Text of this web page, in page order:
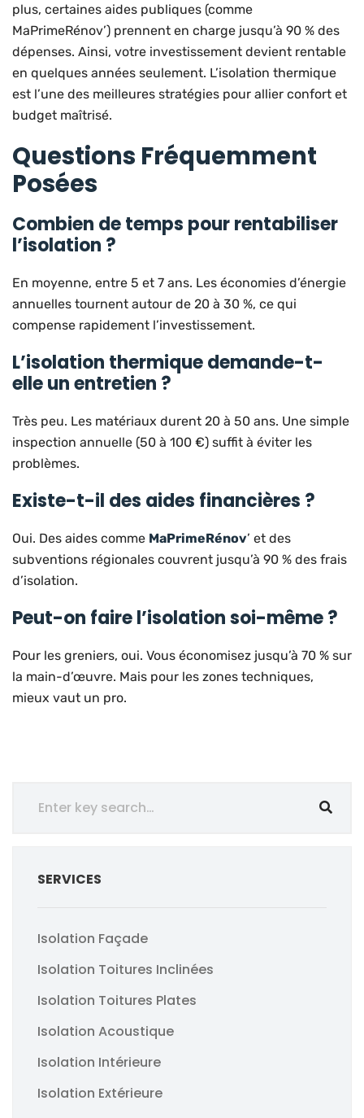
plus, certaines aides publiques (comme
MaPrimeRénov’) prennent en charge jusqu’à 90 % des
dépenses. Ainsi, votre investissement devient rentable
en quelques années seulement. L’isolation thermique
est l’une des meilleures stratégies pour allier confort et
budget maîtrisé.
Questions Fréquemment
Posées
Combien de temps pour rentabiliser
l’isolation ?
En moyenne, entre 5 et 7 ans. Les économies d’énergie
annuelles tournent autour de 20 à 30 %, ce qui
compense rapidement l’investissement.
L’isolation thermique demande-t-
elle un entretien ?
Très peu. Les matériaux durent 20 à 50 ans. Une simple
inspection annuelle (50 à 100 €) suffit à éviter les
problèmes.
Existe-t-il des aides financières ?
Oui. Des aides comme MaPrimeRénov’ et des
subventions régionales couvrent jusqu’à 90 % des frais
d’isolation.
Peut-on faire l’isolation soi-même ?
Pour les greniers, oui. Vous économisez jusqu’à 70 % sur
la main-d’œuvre. Mais pour les zones techniques,
mieux vaut un pro.
SERVICES
Isolation Façade
Isolation Toitures Inclinées
Isolation Toitures Plates
Isolation Acoustique
Isolation Intérieure
Isolation Extérieure